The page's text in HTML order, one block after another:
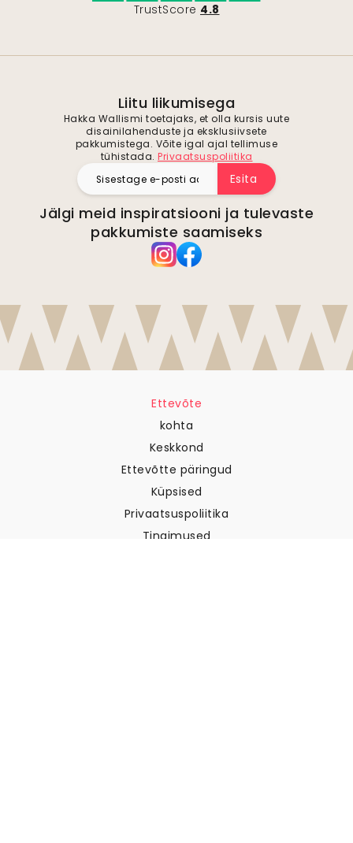
TrustScore 4.8
Liitu liikumisega
Hakka Wallismi toetajaks, et olla kursis uute
disainilahenduste ja eksklusiivsete
pakkumistega. Võite igal ajal tellimuse
tühistada. Privaatsuspoliitika
Esita
Jälgi meid inspiratsiooni ja tulevaste
pakkumiste saamiseks
Ettevõte
kohta
Keskkond
Ettevõtte päringud
Küpsised
Privaatsuspoliitika
Tingimused